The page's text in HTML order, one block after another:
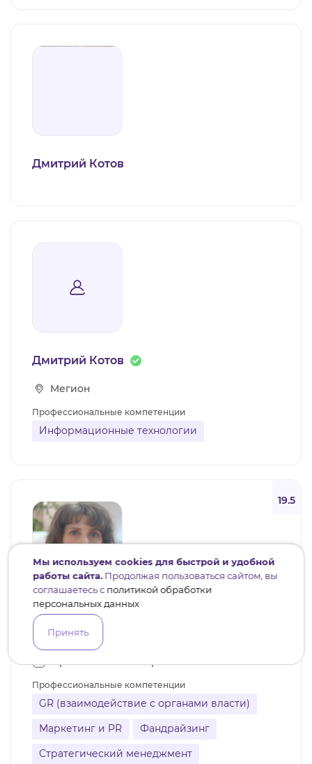
Дмитрий Котов
Дмитрий Котов
Мегион
Профессиональные компетенции
Информационные технологии
19.5
Наталия Азарова
Нижневартовск
Профессиональные компетенции
GR (взаимодействие с органами власти)
Маркетинг и PR
Фандрайзинг
Стратегический менеджмент
Мы используем cookies для быстрой и удобной
работы сайта.Продолжая пользоваться сайтом, вы
соглашаетесь сполитикой обработки
персональных данных
Принять